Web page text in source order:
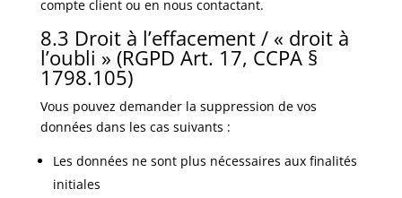
compte client ou en nous contactant.
8.3 Droit à l’effacement / « droit à
l’oubli » (RGPD Art. 17, CCPA §
1798.105)
Vous pouvez demander la suppression de vos
données dans les cas suivants :
Les données ne sont plus nécessaires aux finalités
initiales